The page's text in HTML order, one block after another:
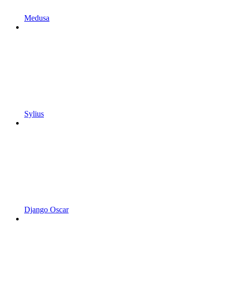
Medusa
Sylius
Django Oscar